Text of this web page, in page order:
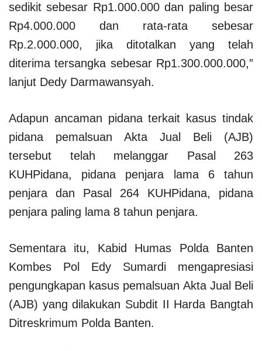
sedikit sebesar Rp1.000.000 dan paling besar
Rp4.000.000 dan rata-rata sebesar
Rp.2.000.000, jika ditotalkan yang telah
diterima tersangka sebesar Rp1.300.000.000,”
lanjut Dedy Darmawansyah.
Adapun ancaman pidana terkait kasus tindak
pidana pemalsuan Akta Jual Beli (AJB)
tersebut telah melanggar Pasal 263
KUHPidana, pidana penjara lama 6 tahun
penjara dan Pasal 264 KUHPidana, pidana
penjara paling lama 8 tahun penjara.
Sementara itu, Kabid Humas Polda Banten
Kombes Pol Edy Sumardi mengapresiasi
pengungkapan kasus pemalsuan Akta Jual Beli
(AJB) yang dilakukan Subdit II Harda Bangtah
Ditreskrimum Polda Banten.